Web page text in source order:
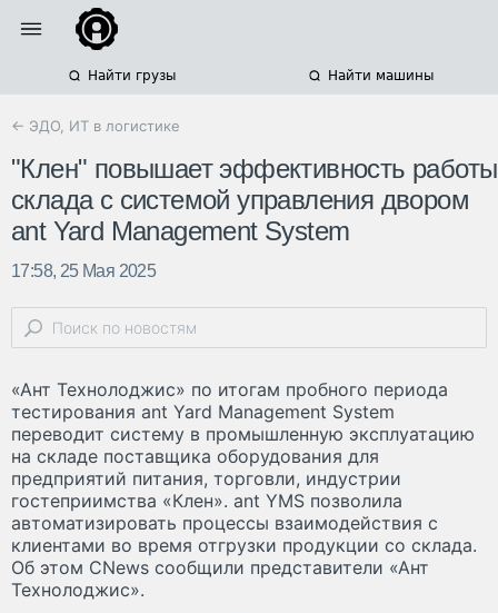
Найти грузы Найти машины
← ЭДО, ИТ в логистике
"Клен" повышает эффективность работы
склада с системой управления двором
ant Yard Management System
17:58, 25 Мая 2025
«Ант Технолоджис» по итогам пробного периода
тестирования ant Yard Management System
переводит систему в промышленную эксплуатацию
на складе поставщика оборудования для
предприятий питания, торговли, индустрии
гостеприимства «Клен». ant YMS позволила
автоматизировать процессы взаимодействия с
клиентами во время отгрузки продукции со склада.
Об этом CNews сообщили представители «Ант
Технолоджис».